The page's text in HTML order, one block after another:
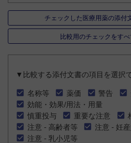
チェックした医療用薬の添付
比較用のチェックをす
▼比較する添付文書の項目を選択
名称等 薬価 警告
効能・効果/用法・用量
慎重投与
重要な注意
注意 - 高齢者等
注意 - 妊
注意 - 乳小児等